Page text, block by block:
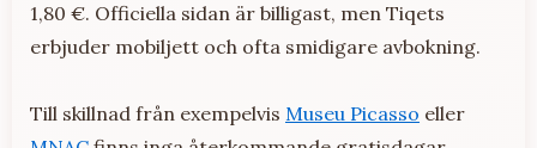
1,80 €. Officiella sidan är billigast, men Tiqets
erbjuder mobiljett och ofta smidigare avbokning.
Till skillnad från exempelvis Museu Picasso eller